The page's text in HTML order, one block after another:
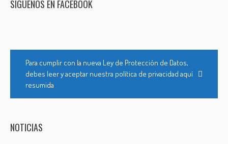
SÍGUENOS EN FACEBOOK
Para cumplir con la nueva Ley de Protección de Datos,
debes leer y aceptar nuestra política de privacidad aquí
resumida
NOTICIAS